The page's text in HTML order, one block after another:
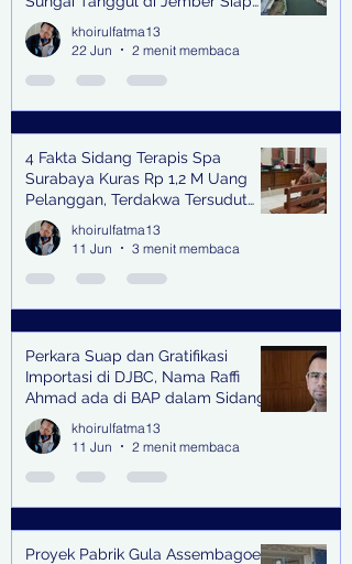
Bangkitkan Swasembada Pangan
dan Pengendali Banjir
khoirulfatma13
22 Jun
2 menit membaca
4 Fakta Sidang Terapis Spa
Surabaya Kuras Rp 1,2 M Uang
Pelanggan, Terdakwa Tersudut
oleh Keterangan Saksi Kunci
khoirulfatma13
11 Jun
3 menit membaca
Perkara Suap dan Gratifikasi
Importasi di DJBC, Nama Raffi
Ahmad ada di BAP dalam Sidang
khoirulfatma13
11 Jun
2 menit membaca
Proyek Pabrik Gula Assembagoes